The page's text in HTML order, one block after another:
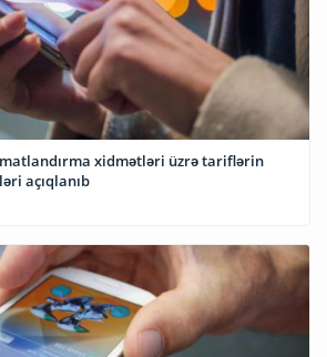
xidmətləri üzrə tariflərin
açıqlanıb